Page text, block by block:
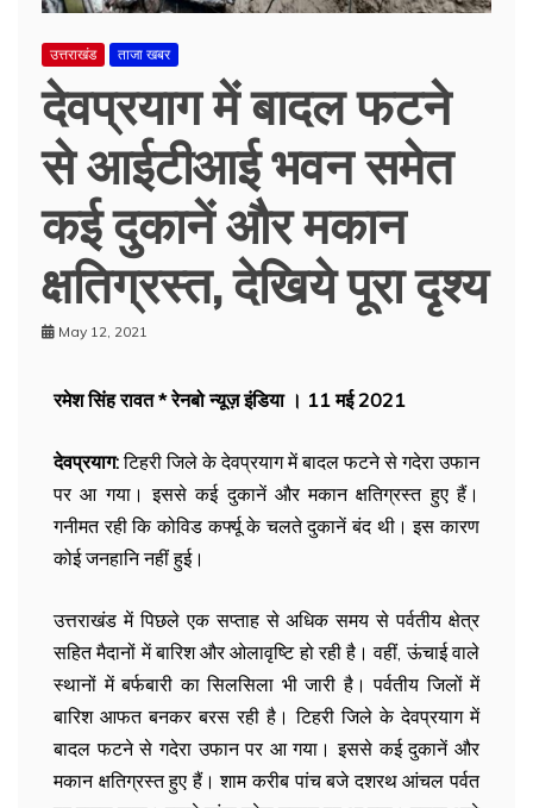
उत्तराखंड ताजा खबर
देवप्रयाग में बादल फटने
से आईटीआई भवन समेत
कई दुकानें और मकान
क्षतिग्रस्त, देखिये पूरा दृश्य
May 12, 2021
रमेश सिंह रावत * रेनबो न्यूज़ इंडिया । 11 मई 2021
देवप्रयाग: टिहरी जिले के देवप्रयाग में बादल फटने से गदेरा उफान
पर आ गया। इससे कई दुकानें और मकान क्षतिग्रस्त हुए हैं।
गनीमत रही कि कोविड कर्फ्यू के चलते दुकानें बंद थी। इस कारण
कोई जनहानि नहीं हुई।
उत्तराखंड में पिछले एक सप्ताह से अधिक समय से पर्वतीय क्षेत्र
सहित मैदानों में बारिश और ओलावृष्टि हो रही है। वहीं, ऊंचाई वाले
स्थानों में बर्फबारी का सिलसिला भी जारी है। पर्वतीय जिलों में
बारिश आफत बनकर बरस रही है। टिहरी जिले के देवप्रयाग में
बादल फटने से गदेरा उफान पर आ गया। इससे कई दुकानें और
मकान क्षतिग्रस्त हुए हैं। शाम करीब पांच बजे दशरथ आंचल पर्वत